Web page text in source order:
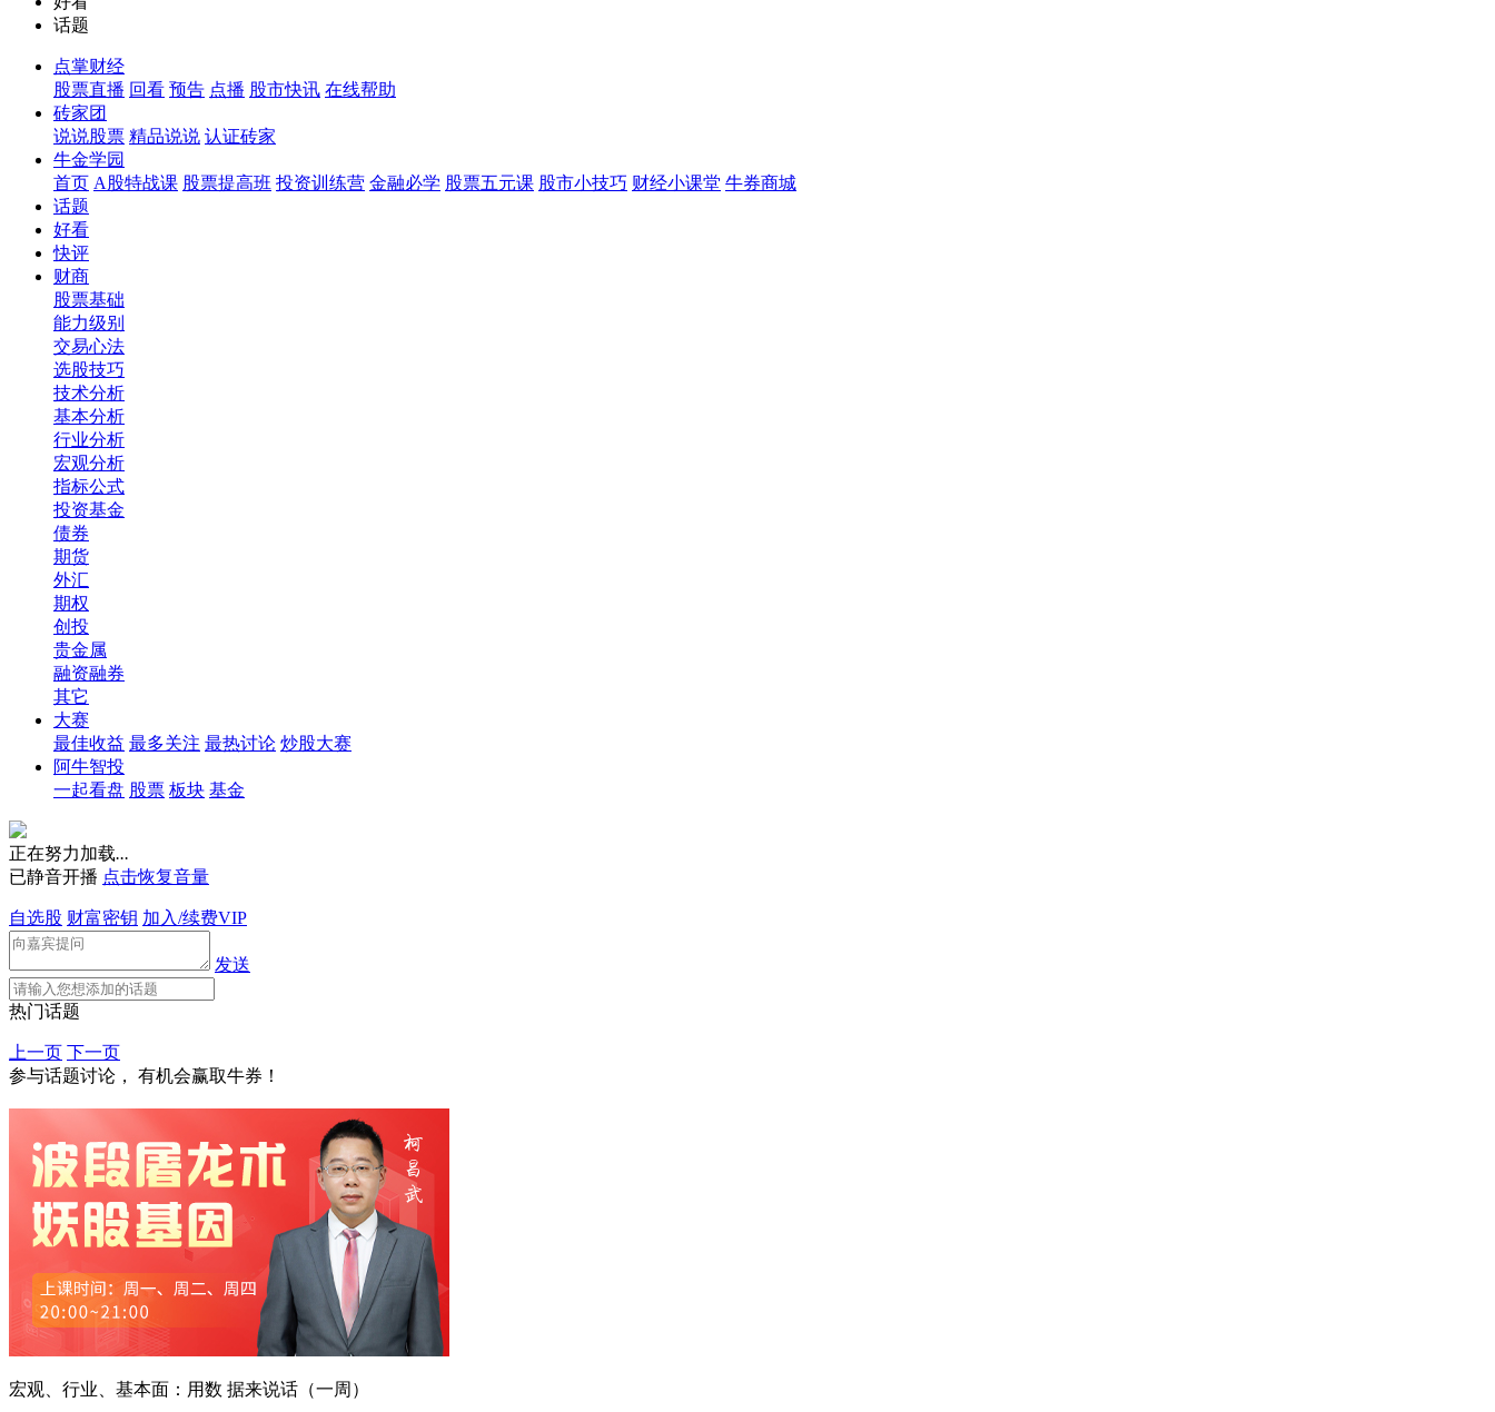
话题
点掌财经
股票直播 回看 预告 点播 股市快讯 在线帮助
砖家团
说说股票 精品说说 认证砖家
牛金学园
首页 A股特战课 股票提高班 投资训练营 金融必学 股票五元课 股市小技巧 财经小课堂 牛券商城
话题
好看
快评
财商
股票基础
能力级别
交易心法
选股技巧
技术分析
基本分析
行业分析
宏观分析
指标公式
投资基金
债券
期货
外汇
期权
创投
贵金属
融资融券
其它
大赛
最佳收益 最多关注 最热讨论 炒股大赛
阿牛智投
一起看盘 股票 板块 基金
正在努力加载...
已静音开播 点击恢复音量
自选股 财富密钥 加入/续费VIP
发送
热门话题
上一页 下一页
参与话题讨论， 有机会赢取牛券！
宏观、行业、基本面：用数 据来说话（一周）